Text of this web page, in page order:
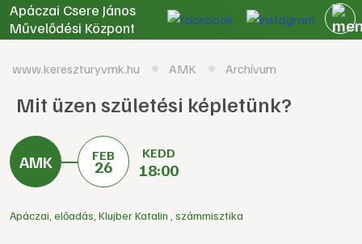
Apáczai Csere János
Művelődési Központ
www.kereszturyvmk.hu AMK Archívum
Mit üzen születési képletünk?
FEB
26
KEDD
18:00
Apáczai előadás Klujber Katalin számmisztika